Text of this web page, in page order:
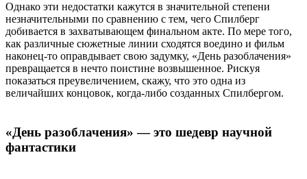
Однако эти недостатки кажутся в значительной степени
незначительными по сравнению с тем, чего Спилберг
добивается в захватывающем финальном акте. По мере того,
как различные сюжетные линии сходятся воедино и фильм
наконец-то оправдывает свою задумку, «День разоблачения»
превращается в нечто поистине возвышенное. Рискуя
показаться преувеличением, скажу, что это одна из
величайших концовок, когда-либо созданных Спилбергом.
«День разоблачения» — это шедевр научной
фантастики